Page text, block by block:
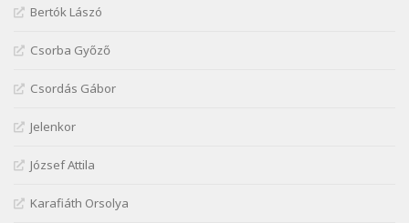
Márai Sándor: Zsoltár
Mária Sándor: Hallgatás
Szélkiáltó
Szélkiáltó
Nagy Bandó András: Bagon át
Szélkiáltó
Nagy Bandó András: Botos tánc
Bertók Lászó
Csorba Győző
Csordás Gábor
Jelenkor
József Attila
Karafiáth Orsolya